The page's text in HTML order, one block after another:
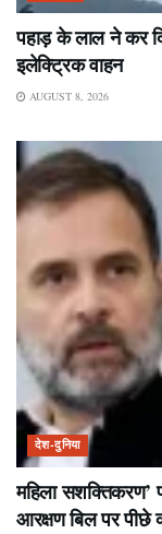
पहाड़ के लाल ने कर
इलेक्ट्रिक वाहन
AUGUST 8, 2026
देश-दुनिया
महिला सशक्तिकरण’
आरक्षण बिल पर पीछे